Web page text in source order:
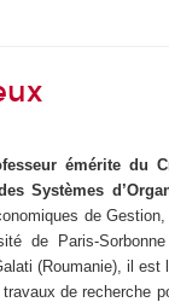
émérite du
Systèmes
de
de Paris-
(Roumanie), il est
de recherche